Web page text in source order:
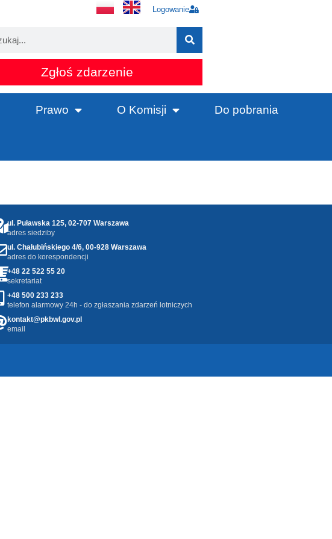
Logowanie
Zgłoś zdarzenie
Prawo O Komisji Do pobrania
ul. Puławska 125, 02-707 Warszawa
adres siedziby
ul. Chałubińskiego 4/6, 00-928 Warszawa
adres do korespondencji
+48 22 522 55 20
sekretariat
+48 500 233 233
telefon alarmowy 24h - do zgłaszania zdarzeń lotniczych
kontakt@pkbwl.gov.pl
email